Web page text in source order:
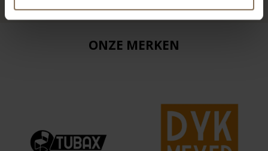
ONZE MERKEN